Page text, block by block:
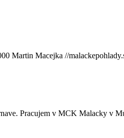
Martin Macejka //
Pracujem v MCK Malacky v